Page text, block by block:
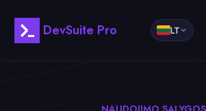
DevSuite Pro LT